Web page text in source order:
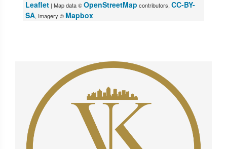
Leaflet | Map data ©OpenStreetMap contributors, CC-BY-
SA, Imagery © Mapbox